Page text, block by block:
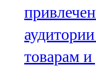
товарам и